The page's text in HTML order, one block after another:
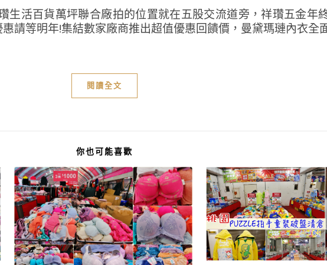
生活百貨萬坪聯合廠拍的位置就在五股交流道旁，祥瓚五金年
請等明年!集結數家廠商推出超值優惠回饋價，曼黛瑪璉內衣全
閱讀全文
你也可能喜歡